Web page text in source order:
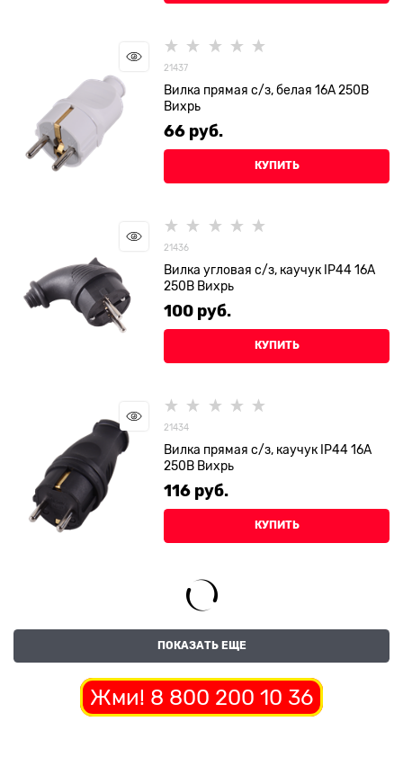
21437
Вилка прямая с/з, белая 16А 250В
Вихрь
66 руб.
КУПИТЬ
21436
Вилка угловая с/з, каучук IP44 16А
250В Вихрь
100 руб.
КУПИТЬ
21434
Вилка прямая с/з, каучук IP44 16А
250В Вихрь
116 руб.
КУПИТЬ
ПОКАЗАТЬ ЕЩЕ
Жми! 8 800 200 10 36